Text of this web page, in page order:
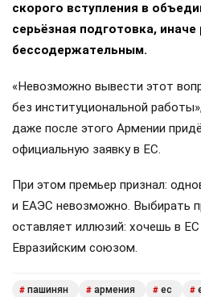
скорого вступления в
серьёзная подготовка,
бессодержательным.
«Невозможно вывести этот
без институциональной
даже после этого Армении
официальную заявку в ЕС.
При этом премьер признал:
и ЕАЭС невозможно. Выбирать
оставляет иллюзий: хочешь в
Евразийским союзом.
# пашинян # армения # ес #